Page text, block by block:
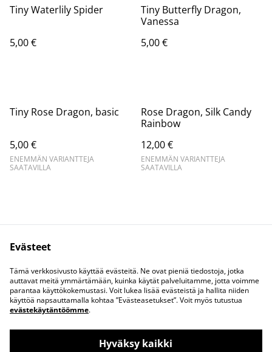
Tiny Waterlily Spider
5,00 €
Tiny Butterfly Dragon,
Vanessa
5,00 €
Tiny Rose Dragon, basic
5,00 €
ENEMMÄN VARIANTTEJA
SAATAVILLA
Rose Dragon, Silk Candy
Rainbow
12,00 €
ENEMMÄN VARIANTTEJA
SAATAVILLA
Ota yhteyttä
Juridiset ehdot
Tietosuojakäytäntö
Evästekäytäntö
Evästeet
Tämä verkkosivusto käyttää evästeitä. Ne ovat pieniä tiedostoja, jotka
auttavat meitä ymmärtämään, kuinka käytät palveluitamme, jotta voimme
parantaa käyttökokemustasi. Voit lukea lisää evästeistä ja hallita niiden
käyttöä napsauttamalla kohtaa ”Evästeasetukset”. Voit myös tutustua
evästekäytäntöömme.
Hyväksy kaikki